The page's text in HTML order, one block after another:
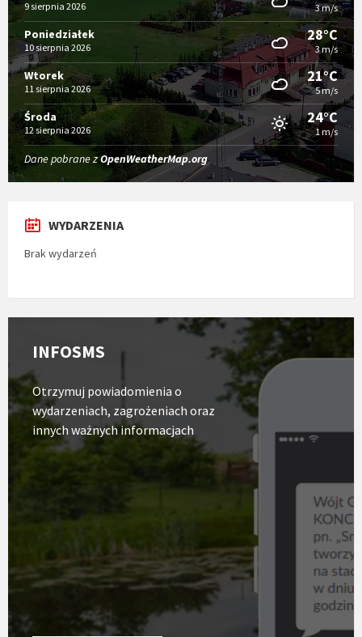
9 sierpnia 2026 3 m/s
Poniedziałek
10 sierpnia 2026
28°C
3 m/s
Wtorek
11 sierpnia 2026
21°C
5 m/s
Środa
12 sierpnia 2026
24°C
1 m/s
Dane pobrane zOpenWeatherMap.org
WYDARZENIA
Brak wydarzeń
INFOSMSINFOSMS
Otrzymuj powiadomienia o
wydarzeniach, zagrożeniach oraz
innych ważnych informacjach